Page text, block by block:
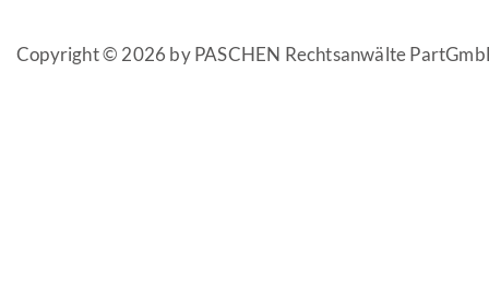
Copyright © 2026 by PASCHEN Rechtsanwälte